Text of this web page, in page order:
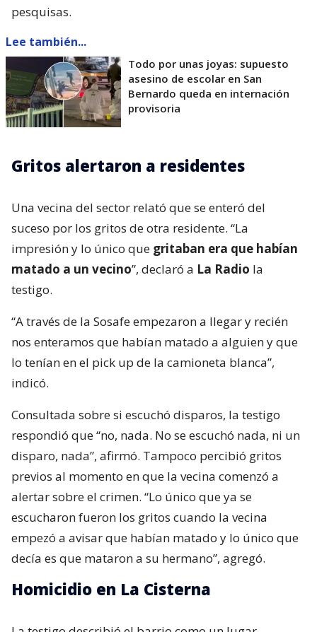
pesquisas.
Lee también...
Todo por unas joyas: supuesto
asesino de escolar en San
Bernardo queda en internación
provisoria
Gritos alertaron a residentes
Una vecina del sector relató que se enteró del
suceso por los gritos de otra residente. “La
impresión y lo único que gritaban era que habían
matado a un vecino”, declaró a La Radio la
testigo.
“A través de la Sosafe empezaron a llegar y recién
nos enteramos que habían matado a alguien y que
lo tenían en el pick up de la camioneta blanca”,
indicó.
Consultada sobre si escuchó disparos, la testigo
respondió que “no, nada. No se escuchó nada, ni un
disparo, nada”, afirmó. Tampoco percibió gritos
previos al momento en que la vecina comenzó a
alertar sobre el crimen. “Lo único que ya se
escucharon fueron los gritos cuando la vecina
empezó a avisar que habían matado y lo único que
decía es que mataron a su hermano”, agregó.
Homicidio en La Cisterna